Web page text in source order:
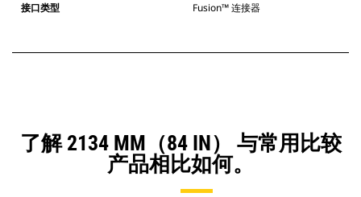
接口类型 Fusion™ 连接器
了解 2134 MM（84 IN） 与常用比较
产品相比如何。